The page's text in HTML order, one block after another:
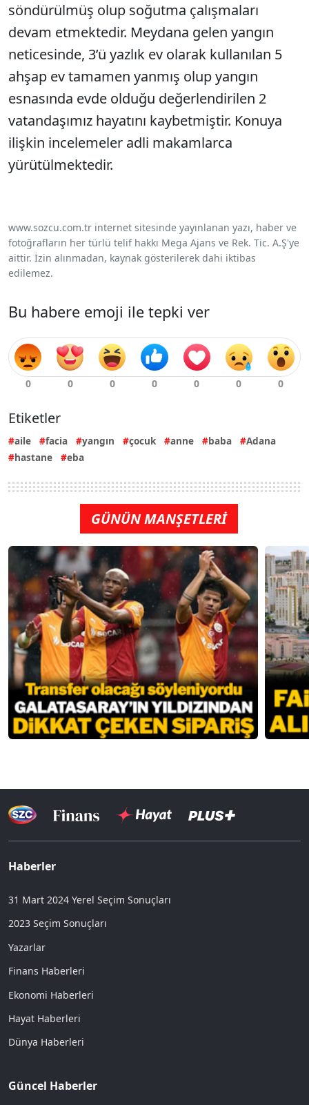
söndürülmüş olup soğutma çalışmaları
devam etmektedir. Meydana gelen yangın
neticesinde, 3’ü yazlık ev olarak kullanılan 5
ahşap ev tamamen yanmış olup yangın
esnasında evde olduğu değerlendirilen 2
vatandaşımız hayatını kaybetmiştir. Konuya
ilişkin incelemeler adli makamlarca
yürütülmektedir.
www.sozcu.com.tr internet sitesinde yayınlanan yazı, haber ve
fotoğrafların her türlü telif hakkı Mega Ajans ve Rek. Tic. A.Ş'ye
aittir. İzin alınmadan, kaynak gösterilerek dahi iktibas
edilemez.
Bu habere emoji ile tepki ver
Etiketler
aile facia yangın çocuk anne baba
Adana
hastane
eba
GÜNÜN MANŞETLERİ
Haberler
31 Mart 2024 Yerel Seçim Sonuçları
2023 Seçim Sonuçları
Yazarlar
Finans Haberleri
Ekonomi Haberleri
Hayat Haberleri
Dünya Haberleri
Güncel Haberler